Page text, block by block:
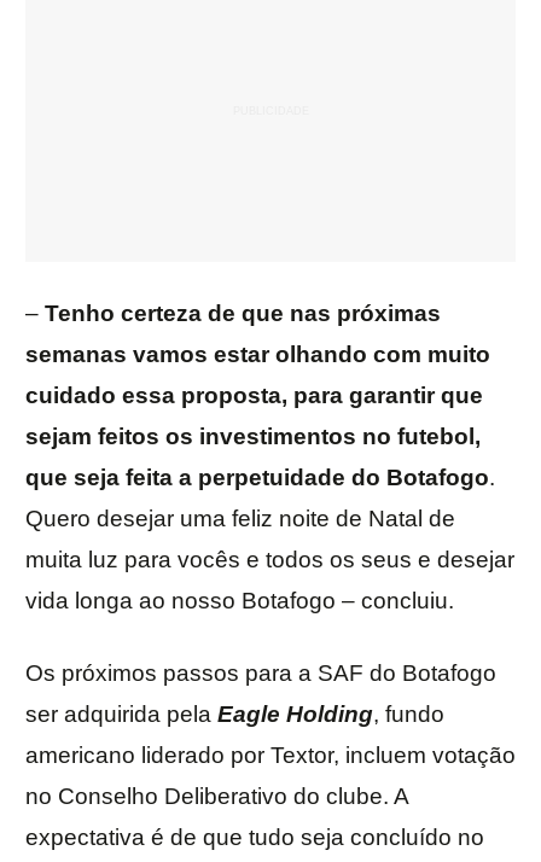
– Tenho certeza de que nas próximas
semanas vamos estar olhando com muito
cuidado essa proposta, para garantir que
sejam feitos os investimentos no futebol,
que seja feita a perpetuidade do Botafogo.
Quero desejar uma feliz noite de Natal de
muita luz para vocês e todos os seus e desejar
vida longa ao nosso Botafogo – concluiu.
Os próximos passos para a SAF do Botafogo
ser adquirida pela Eagle Holding, fundo
americano liderado por Textor, incluem votação
no Conselho Deliberativo do clube. A
expectativa é de que tudo seja concluído no